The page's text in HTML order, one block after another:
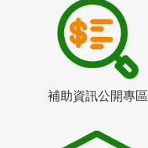
補助資訊公開專區